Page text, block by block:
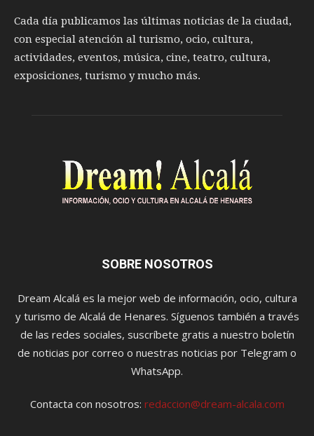
Cada día publicamos las últimas noticias de la ciudad,
con especial atención al turismo, ocio, cultura,
actividades, eventos, música, cine, teatro, cultura,
exposiciones, turismo y mucho más.
SOBRE NOSOTROS
Dream Alcalá es la mejor web de información, ocio, cultura
y turismo de Alcalá de Henares. Síguenos también a través
de las redes sociales, suscríbete gratis a nuestro boletín
de noticias por correo o nuestras noticias por Telegram o
WhatsApp.
Contacta con nosotros: redaccion@dream-alcala.com